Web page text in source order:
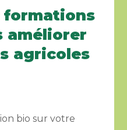
formations
améliorer
agricoles
bio sur votre